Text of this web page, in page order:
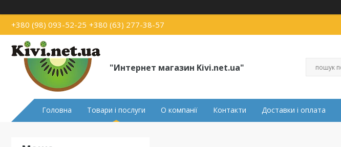
+380 (98) 093-52-25 +380 (63) 277-38-57
"Интернет магазин Kivi.net.ua"
Головна Товари і послуги О компанії Контакти Доставки і оплата